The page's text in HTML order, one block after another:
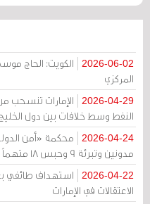
2026-06-02
الكويت: الحاج
المركزي
2026-04-29
الإمارات تنسحب
النفط وسط خلافات بين دول
2026-04-24
مدونين وتبرئة 9 وحبس 18 متهماً بالتعاطف مع إيران
2026-04-22
استهداف طائفي
الاعتقالات في الإمارات